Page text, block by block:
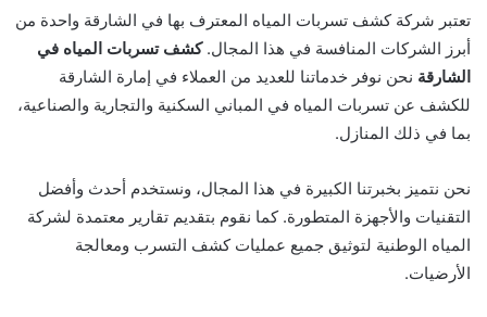
تعتبر شركة كشف تسربات المياه المعترف بها في الشارقة واحدة من
أبرز الشركات المنافسة في هذا المجال. كشف تسربات المياه في
الشارقة نحن نوفر خدماتنا للعديد من العملاء في إمارة الشارقة
للكشف عن تسربات المياه في المباني السكنية والتجارية والصناعية،
بما في ذلك المنازل.
نحن نتميز بخبرتنا الكبيرة في هذا المجال، ونستخدم أحدث وأفضل
التقنيات والأجهزة المتطورة. كما نقوم بتقديم تقارير معتمدة لشركة
المياه الوطنية لتوثيق جميع عمليات كشف التسرب ومعالجة
الأرضيات.